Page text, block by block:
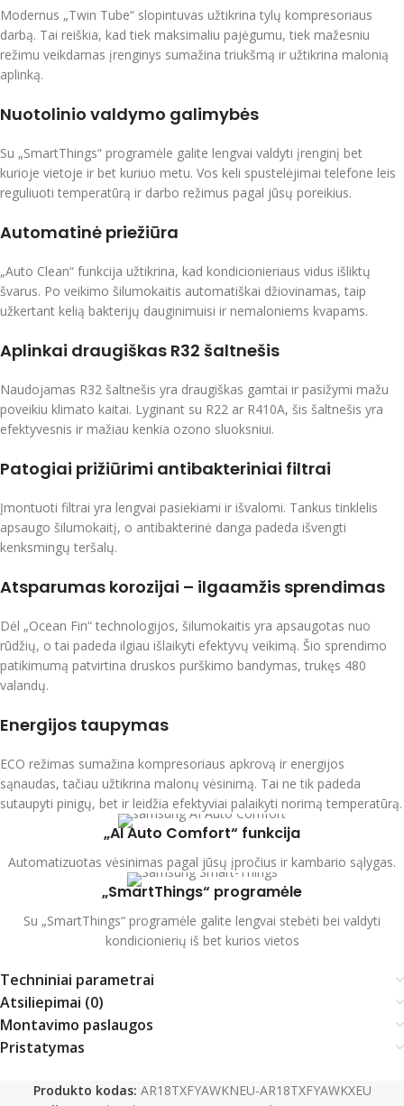
Modernus „Twin Tube“ slopintuvas užtikrina tylų kompresoriaus
darbą. Tai reiškia, kad tiek maksimaliu pajėgumu, tiek mažesniu
režimu veikdamas įrenginys sumažina triukšmą ir užtikrina malonią
aplinką.
Nuotolinio valdymo galimybės
Su „SmartThings“ programėle galite lengvai valdyti įrenginį bet
kurioje vietoje ir bet kuriuo metu. Vos keli spustelėjimai telefone leis
reguliuoti temperatūrą ir darbo režimus pagal jūsų poreikius.
Automatinė priežiūra
„Auto Clean“ funkcija užtikrina, kad kondicionieriaus vidus išliktų
švarus. Po veikimo šilumokaitis automatiškai džiovinamas, taip
užkertant kelią bakterijų dauginimuisi ir nemaloniems kvapams.
Aplinkai draugiškas R32 šaltnešis
Naudojamas R32 šaltnešis yra draugiškas gamtai ir pasižymi mažu
poveikiu klimato kaitai. Lyginant su R22 ar R410A, šis šaltnešis yra
efektyvesnis ir mažiau kenkia ozono sluoksniui.
Patogiai prižiūrimi antibakteriniai filtrai
Įmontuoti filtrai yra lengvai pasiekiami ir išvalomi. Tankus tinklelis
apsaugo šilumokaitį, o antibakterinė danga padeda išvengti
kenksmingų teršalų.
Atsparumas korozijai – ilgaamžis sprendimas
Dėl „Ocean Fin“ technologijos, šilumokaitis yra apsaugotas nuo
rūdžių, o tai padeda ilgiau išlaikyti efektyvų veikimą. Šio sprendimo
patikimumą patvirtina druskos purškimo bandymas, trukęs 480
valandų.
Energijos taupymas
ECO režimas sumažina kompresoriaus apkrovą ir energijos
sąnaudas, tačiau užtikrina malonų vėsinimą. Tai ne tik padeda
sutaupyti pinigų, bet ir leidžia efektyviai palaikyti norimą temperatūrą.
„AI Auto Comfort“ funkcija
Automatizuotas vėsinimas pagal jūsų įpročius ir kambario sąlygas.
„SmartThings“ programėle
Su „SmartThings“ programėle galite lengvai stebėti bei valdyti
kondicionierių iš bet kurios vietos
Techniniai parametrai
Atsiliepimai (0)
Montavimo paslaugos
Pristatymas
Produkto kodas: AR18TXFYAWKNEU-AR18TXFYAWKXEU